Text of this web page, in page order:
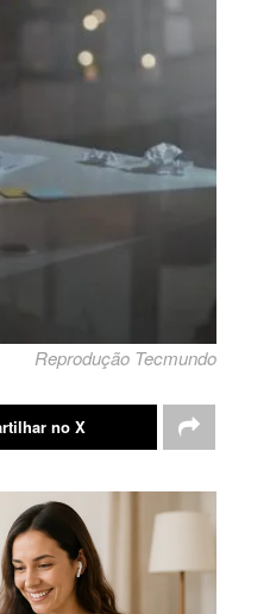
Reprodução Tecmundo
no X